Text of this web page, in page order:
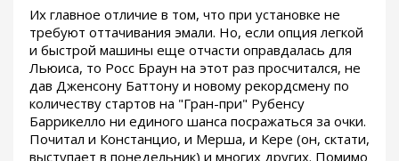
Их главное отличие в том, что при установке не
требуют оттачивания эмали. Но, если опция легкой
и быстрой машины еще отчасти оправдалась для
Льюиса, то Росс Браун на этот раз просчитался, не
дав Дженсону Баттону и новому рекордсмену по
количеству стартов на "Гран-при" Рубенсу
Баррикелло ни единого шанса посражаться за очки.
Почитал и Констанцио, и Мерша, и Кере (он, сктати,
выступает в понедельник) и многих других. Помимо